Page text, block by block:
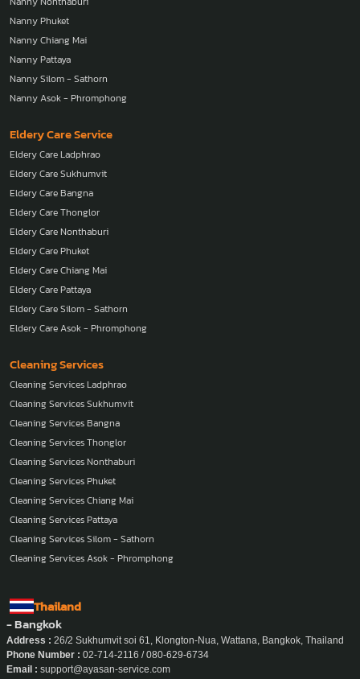
Nanny Phuket
Nanny Chiang Mai
Nanny Pattaya
Nanny Silom - Sathorn
Nanny Asok - Phromphong
Eldery Care Service
Eldery Care Ladphrao
Eldery Care Sukhumvit
Eldery Care Bangna
Eldery Care Thonglor
Eldery Care Nonthaburi
Eldery Care Phuket
Eldery Care Chiang Mai
Eldery Care Pattaya
Eldery Care Silom - Sathorn
Eldery Care Asok - Phromphong
Cleaning Services
Cleaning Services Ladphrao
Cleaning Services Sukhumvit
Cleaning Services Bangna
Cleaning Services Thonglor
Cleaning Services Nonthaburi
Cleaning Services Phuket
Cleaning Services Chiang Mai
Cleaning Services Pattaya
Cleaning Services Silom - Sathorn
Cleaning Services Asok - Phromphong
Thailand
- Bangkok
Address : 26/2 Sukhumvit soi 61, Klongton-Nua, Wattana, Bangkok, Thailand
Phone Number : 02-714-2116 / 080-629-6734
Email : support@ayasan-service.com